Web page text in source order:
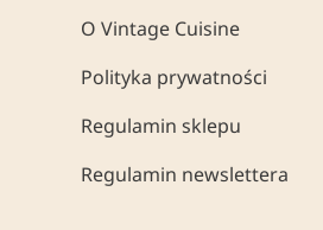
O Vintage Cuisine
Polityka prywatności
Regulamin sklepu
Regulamin newslettera